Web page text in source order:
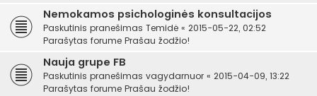
Nemokamos psichologinės konsultacijos
Paskutinis pranešimas Temidė « 2015-05-22, 02:52
Parašytas forume Prašau žodžio!
Nauja grupe FB
Paskutinis pranešimas vagydarnuor « 2015-04-09, 13:22
Parašytas forume Prašau žodžio!